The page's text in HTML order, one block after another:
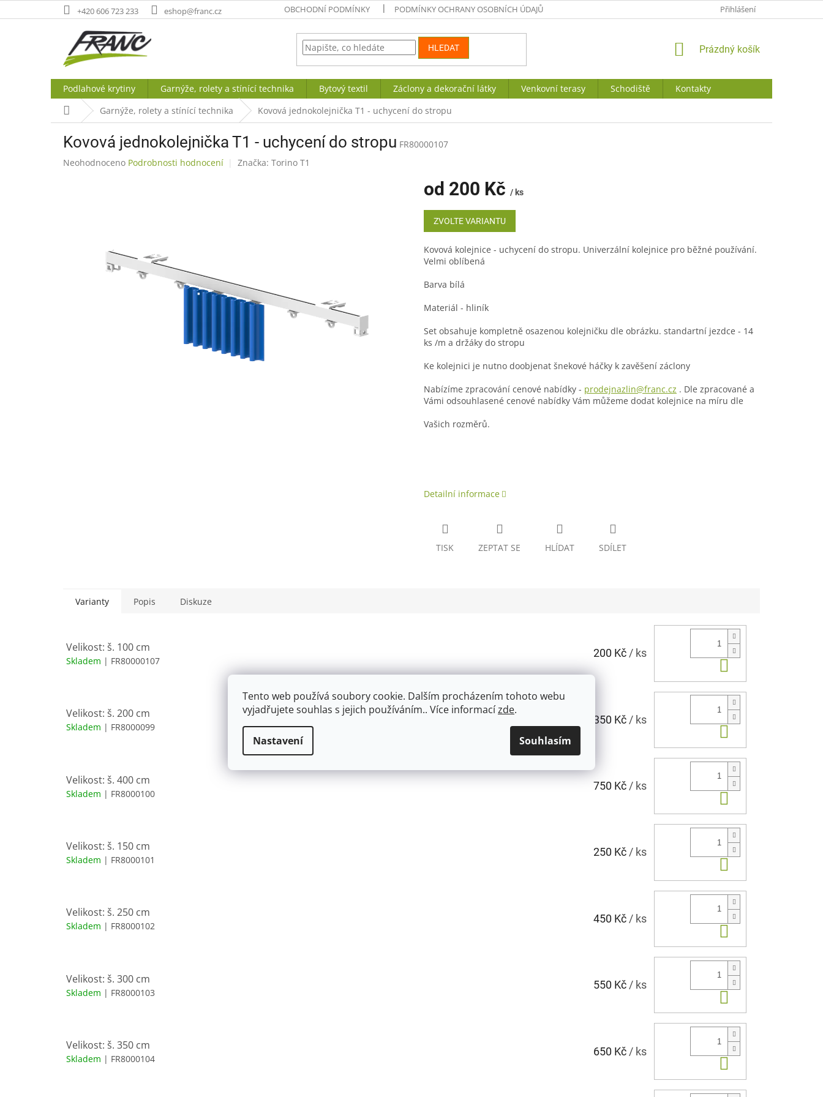
Tento web používá soubory cookie. Dalším procházením tohoto webu
vyjadřujete souhlas s jejich používáním.. Více informacízde.
Nastavení Souhlasím
na
+420 606 723 233 eshop@franc.cz OBCHODNÍ PODMÍNKY PODMÍNKY OCHRANY OSOBNÍCH ÚDAJŮ Přihlášení
HLEDAT
NÁKUPNÍ
Prázdný košík
Podlahové krytiny Garnýže, rolety a stínící technika Bytový textil Záclony a dekorační látky Venkovní terasy Schodiště
Kontakty
Domů Garnýže, rolety a stínící technika Kovová jednokolejnička T1 - uchycení do stropu
Kovová jednokolejnička T1 - uchycení do stropu FR80000107
Průměrné
Neohodnoceno Podrobnosti hodnocení Značka: Torino T1
od 200 Kč / ks
Měrná
cena:
ZVOLTE VARIANTU
Kovová kolejnice - uchycení do stropu. Univerzální kolejnice pro běžné používání.
Velmi oblíbená
Barva bílá
Materiál - hliník
Set obsahuje kompletně osazenou kolejničku dle obrázku. standartní jezdce - 14
ks /m a držáky do stropu
Ke kolejnici je nutno doobjenat šnekové háčky k zavěšení záclony
Nabízíme zpracování cenové nabídky - prodejnazlin@franc.cz . Dle zpracované a
Vámi odsouhlasené cenové nabídky Vám můžeme dodat kolejnice na míru dle
Vašich rozměrů.
Detailní informace
TISK ZEPTAT SE HLÍDAT SDÍLET
Varianty Popis Diskuze
Velikost: š. 100 cm
Skladem | FR80000107
200 Kč/ ks
Velikost: š. 200 cm
Skladem | FR8000099
350 Kč / ks
Velikost: š. 400 cm
Skladem | FR8000100
750 Kč / ks
Velikost: š. 150 cm
Skladem | FR8000101
250 Kč/ ks
Velikost: š. 250 cm
Skladem | FR8000102
450 Kč / ks
Velikost: š. 300 cm
Skladem | FR8000103
550 Kč/ ks
Velikost: š. 350 cm
Skladem | FR8000104
650 Kč / ks